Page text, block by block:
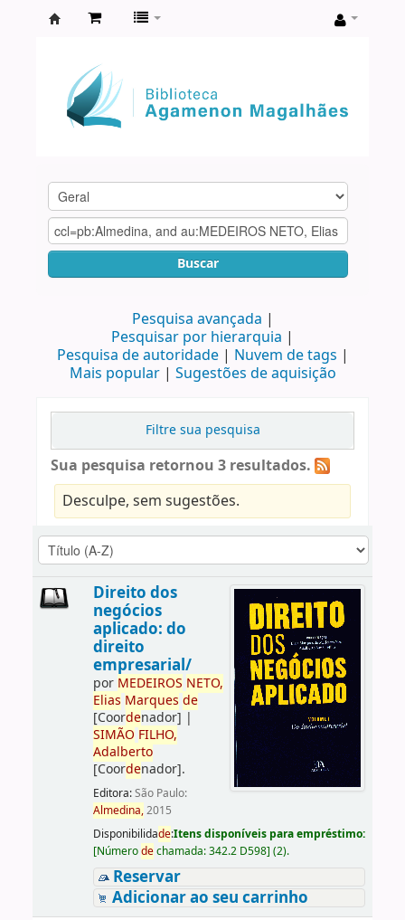
Agamenon
Magalhães
Buscar
Pesquisa avançada
Pesquisar por hierarquia
Pesquisa de autoridade
Nuvem de tags
Mais popular
Sugestões de aquisição
Filtre sua pesquisa
Sua pesquisa retornou 3 resultados.
Desculpe, sem sugestões.
Direito dos
negócios
aplicado: do
direito
empresarial/
por MEDEIROS NETO,
Elias Marques de
[Coordenador] |
SIMÃO FILHO,
Adalberto
[Coordenador].
Editora:São Paulo:
Almedina,2015
Disponibilidade:Itens disponíveis para empréstimo:
[Númerodechamada:342.2 D598] (2).
Reservar
Adicionar ao seu carrinho